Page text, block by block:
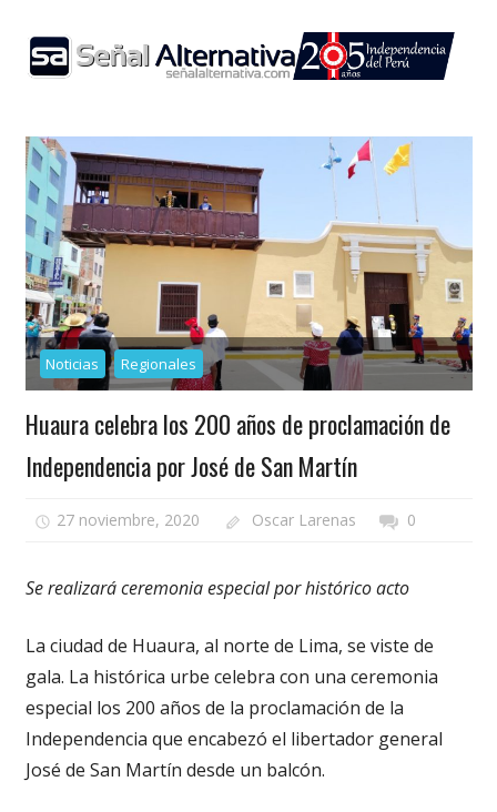
content
Noticias Regionales
Huaura celebra los 200 años de proclamación de
Independencia por José de San Martín
27 noviembre, 2020 Oscar Larenas 0
Se realizará ceremonia especial por histórico acto
La ciudad de Huaura, al norte de Lima, se viste de
gala. La histórica urbe celebra con una ceremonia
especial los 200 años de la proclamación de la
Independencia que encabezó el libertador general
José de San Martín desde un balcón.